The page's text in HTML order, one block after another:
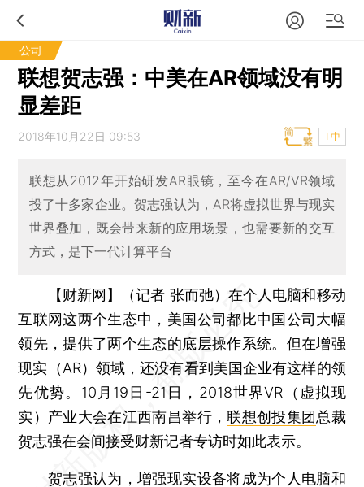
公司
联想贺志强：中美在AR领域没有明
显差距
2018年10月22日 09:53 T中
联想从2012年开始研发AR眼镜，至今在AR/VR领域
投了十多家企业。贺志强认为，AR将虚拟世界与现实
世界叠加，既会带来新的应用场景，也需要新的交互
方式，是下一代计算平台
【财新网】（记者 张而弛） 在个人电脑和移动
互联网这两个生态中，美国公司都比中国公司大幅
领先，提供了两个生态的底层操作系统。但在增强
现实（AR）领域，还没有看到美国企业有这样的领
先优势。10月19日-21日，2018世界VR（虚拟现
实）产业大会在江西南昌举行，联想创投集团总裁
贺志强在会间接受财新记者专访时如此表示。
贺志强认为，增强现实设备将成为个人电脑和